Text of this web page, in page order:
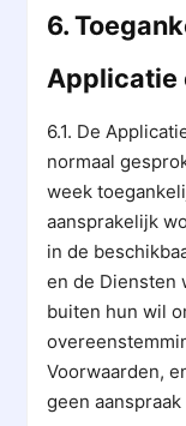
6.
Applicatie
6.1. De
normaal
week
aansprakelijk
in de
en de Diensten
buiten hun wil
Voorwaarden,
geen